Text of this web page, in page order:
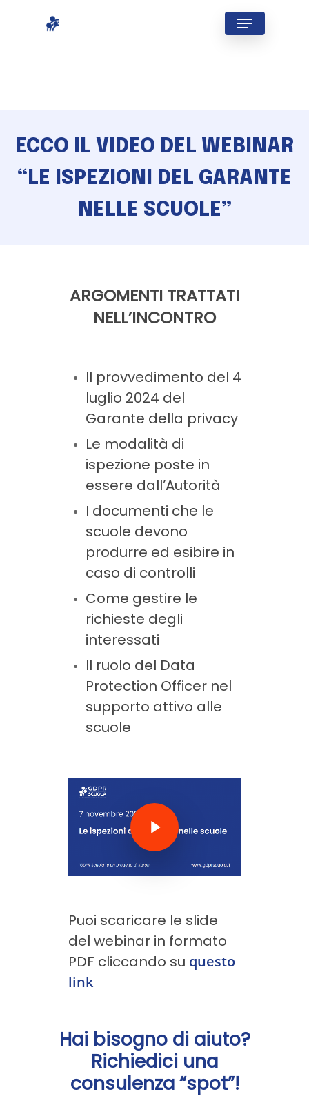
Menu
ECCO IL VIDEO DEL WEBINAR
“LE ISPEZIONI DEL GARANTE
NELLE SCUOLE”
ARGOMENTI TRATTATI
NELL’INCONTRO
Il provvedimento del 4
luglio 2024 del
Garante della privacy
Le modalità di
ispezione poste in
essere dall’Autorità
I documenti che le
scuole devono
produrre ed esibire in
caso di controlli
Come gestire le
richieste degli
interessati
Il ruolo del Data
Protection Officer nel
supporto attivo alle
scuole
Play Video
Puoi scaricare le slide
del webinar in formato
PDF cliccando su questo
link
Hai bisogno di aiuto?
Richiedici una
consulenza “spot”!